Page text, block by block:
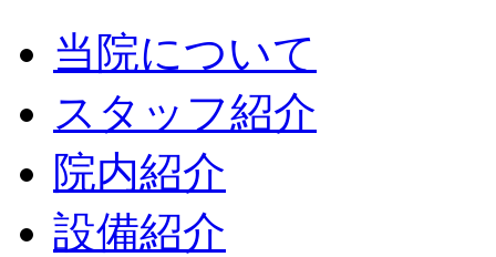
当院について
スタッフ紹介
院内紹介
設備紹介